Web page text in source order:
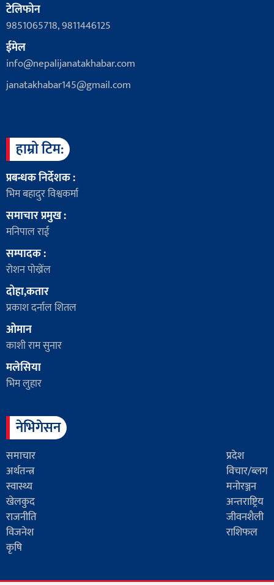
टेलिफोन
9851065718, 9811446125
ईमेल
info@nepalijanatakhabar.com
janatakhabar145@gmail.com
हाम्रो टिम:
प्रबन्धक निर्देशक :
भिम बहादुर विश्वकर्मा
समाचार प्रमुख :
मनिपाल राई
सम्पादक :
रोशन पोख्रेंल
दोहा,कतार
प्रकाश दर्नाल शितल
ओमान
काशी राम सुनार
मलेसिया
भिम लुहार
नेभिगेसन
समाचार
प्रदेश
अर्थतन्त्र
विचार/ब्लग
स्वास्थ्य
मनोरञ्जन
खेलकुद
अन्तराष्ट्रिय
राजनीति
जीवनशैली
विजनेश
राशिफल
कृषि